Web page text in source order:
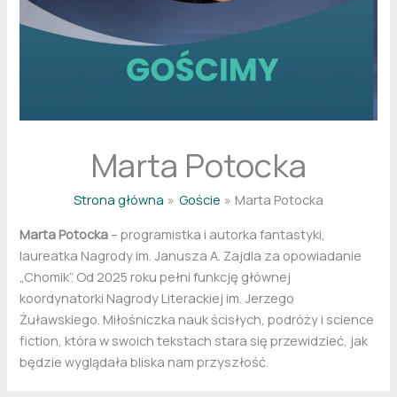
Marta Potocka
Strona główna Goście
Marta Potocka
Marta Potocka – programistka i autorka fantastyki,
laureatka Nagrody im. Janusza A. Zajdla za opowiadanie
„Chomik”. Od 2025 roku pełni funkcję głównej
koordynatorki Nagrody Literackiej im. Jerzego
Żuławskiego. Miłośniczka nauk ścisłych, podróży i science
fiction, która w swoich tekstach stara się przewidzieć, jak
będzie wyglądała bliska nam przyszłość.